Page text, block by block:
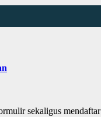
sekaligus